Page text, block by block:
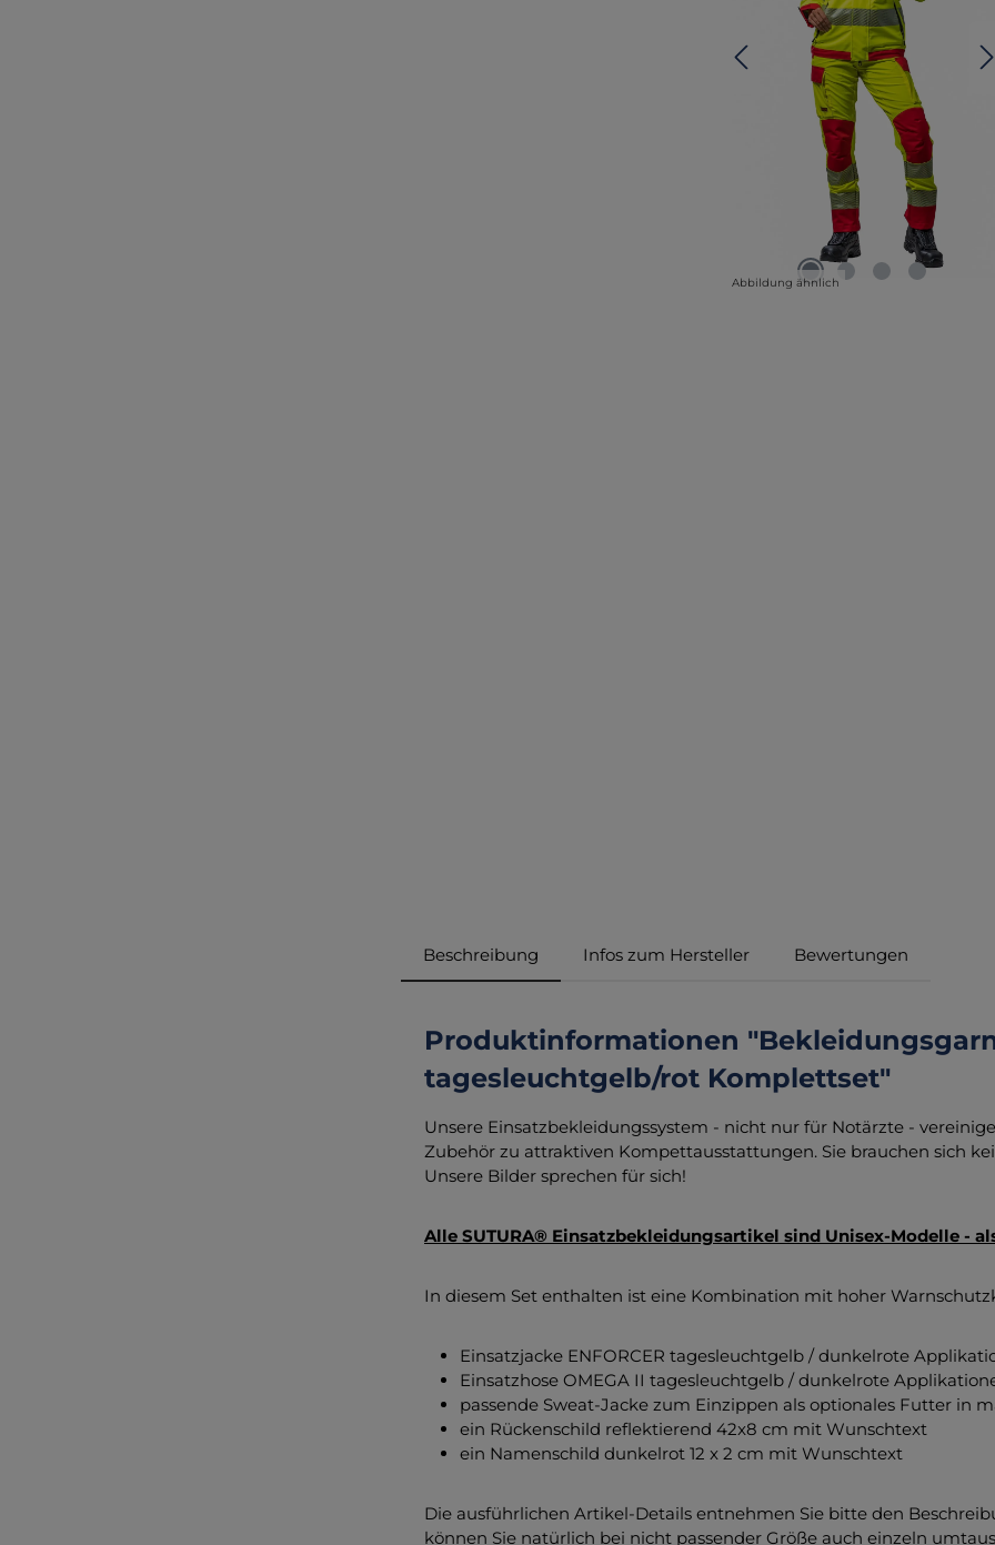
Abbildung ähnlich
Beschreibung Infos zum Hersteller Bewertungen
Produktinformationen
tagesleuchtgelb/rot Komplettset"
Unsere Einsatzbekleidungssystem - nicht nur für Notärzte -
Zubehör zu attraktiven Kompettausstattungen. Sie brauchen sich
Unsere Bilder sprechen für sich!
Alle SUTURA® Einsatzbekleidungsartikel sind Unisex-Modelle -
In diesem Set enthalten ist eine Kombination mit hoher
Einsatzjacke ENFORCER tagesleuchtgelb / dunkelrote
Einsatzhose OMEGA II tagesleuchtgelb / dunkelrote
passende Sweat-Jacke zum Einzippen als optionales Futter in
ein Rückenschild reflektierend 42x8 cm mit Wunschtext
ein Namenschild dunkelrot 12 x 2 cm mit Wunschtext
Die ausführlichen Artikel-Details entnehmen Sie bitte den
können Sie natürlich bei nicht passender Größe auch einzeln